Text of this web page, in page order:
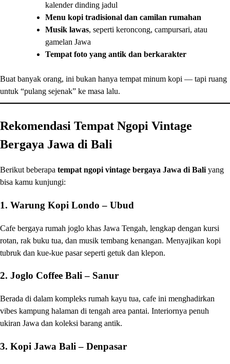
kalender dinding jadul
Menu kopi tradisional dan camilan rumahan
Musik lawas, seperti keroncong, campursari, atau
gamelan Jawa
Tempat foto yang antik dan berkarakter
Buat banyak orang, ini bukan hanya tempat minum kopi — tapi ruang
untuk “pulang sejenak” ke masa lalu.
Rekomendasi Tempat Ngopi Vintage
Bergaya Jawa di Bali
Berikut beberapa tempat ngopi vintage bergaya Jawa di Bali yang
bisa kamu kunjungi:
1. Warung Kopi Londo – Ubud
Cafe bergaya rumah joglo khas Jawa Tengah, lengkap dengan kursi
rotan, rak buku tua, dan musik tembang kenangan. Menyajikan kopi
tubruk dan kue-kue pasar seperti getuk dan klepon.
2. Joglo Coffee Bali – Sanur
Berada di dalam kompleks rumah kayu tua, cafe ini menghadirkan
vibes kampung halaman di tengah area pantai. Interiornya penuh
ukiran Jawa dan koleksi barang antik.
3. Kopi Jawa Bali – Denpasar